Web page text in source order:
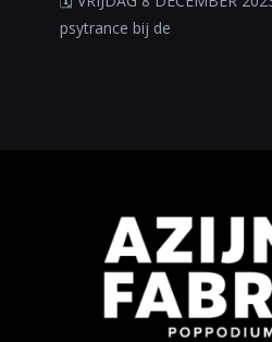
psytrance bij de